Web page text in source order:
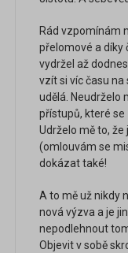
Rád vzpomínám
přelomové a díky
vydržel až
vzít si víc času na
udělá. Neudrželo
přístupů, které se
Udrželo mě to,
(omlouvám se
dokázat také!
A to mě už nikdy
nová výzva a je
nepodlehnout
Objevit v sobě